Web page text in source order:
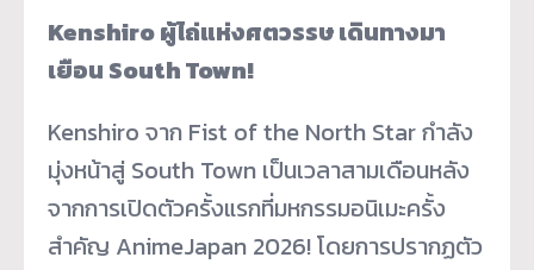
Kenshiro ผู้ไถ่แห่งศตวรรษ เดินทางมา
เยือน South Town!
Kenshiro จาก Fist of the North Star กำลัง
มุ่งหน้าสู่ South Town เป็นเวลาสามเดือนหลัง
จากการเปิดตัวครั้งแรกที่มหกรรมอนิเมะครั้ง
สำคัญ AnimeJapan 2026! โดยการปรากฏตัว